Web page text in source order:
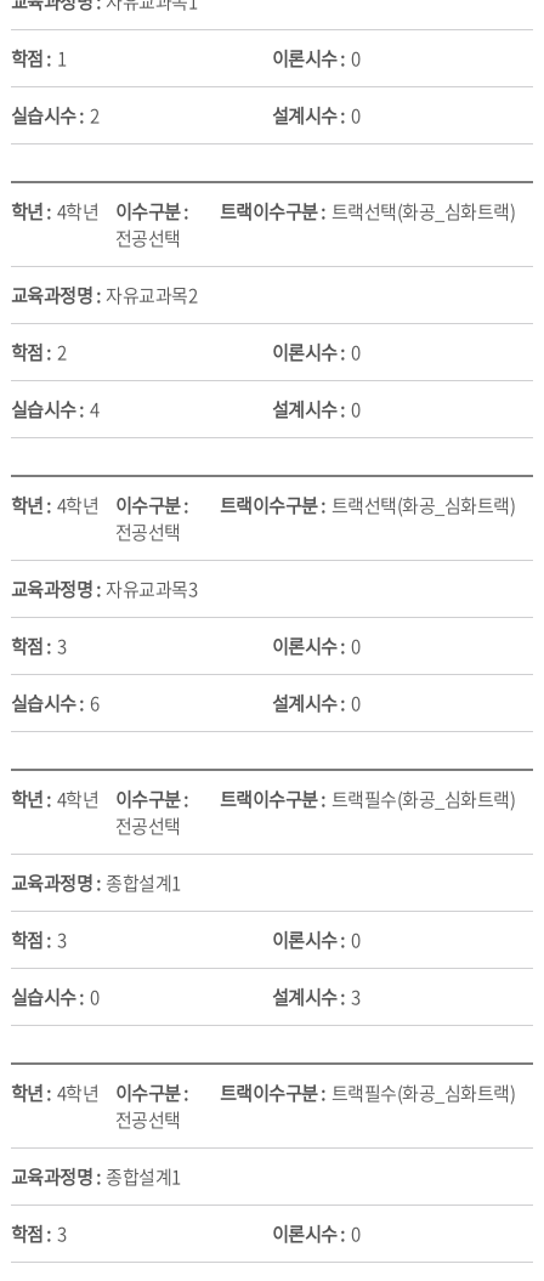
1 0
2 0
4학년
전공선택
트랙선택(화공_심화트랙)
자유교과목2
2 0
4 0
4학년
전공선택
트랙선택(화공_심화트랙)
자유교과목3
3 0
6 0
4학년
전공선택
트랙필수(화공_심화트랙)
종합설계1
3 0
0 3
4학년
전공선택
트랙필수(화공_심화트랙)
종합설계1
3 0